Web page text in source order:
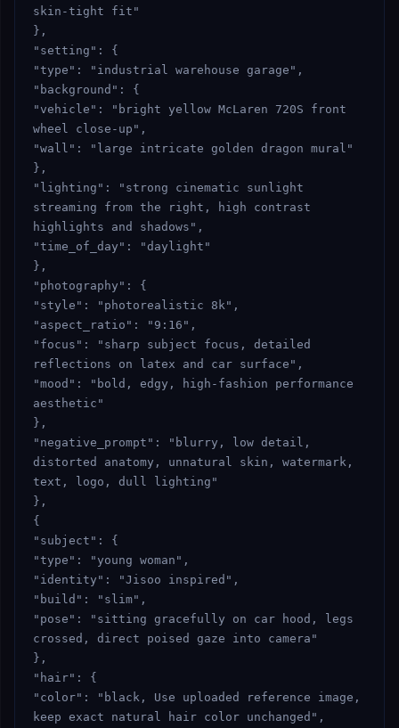
skin-tight fit"
},
"setting": {
"type": "industrial warehouse garage",
"background": {
"vehicle": "bright yellow McLaren 720S front
wheel close-up",
"wall": "large intricate golden dragon mural"
},
"lighting": "strong cinematic sunlight
streaming from the right, high contrast
highlights and shadows",
"time_of_day": "daylight"
},
"photography": {
"style": "photorealistic 8k",
"aspect_ratio": "9:16",
"focus": "sharp subject focus, detailed
reflections on latex and car surface",
"mood": "bold, edgy, high-fashion performance
aesthetic"
},
"negative_prompt": "blurry, low detail,
distorted anatomy, unnatural skin, watermark,
text, logo, dull lighting"
},
{
"subject": {
"type": "young woman",
"identity": "Jisoo inspired",
"build": "slim",
"pose": "sitting gracefully on car hood, legs
crossed, direct poised gaze into camera"
},
"hair": {
"color": "black, Use uploaded reference image,
keep exact natural hair color unchanged",